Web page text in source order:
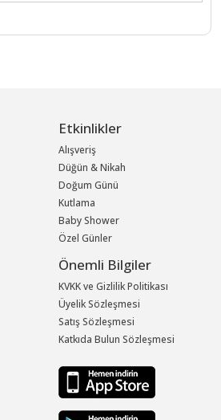
Etkinlikler
Alışveriş
Düğün & Nikah
Doğum Günü
Kutlama
Baby Shower
Özel Günler
Önemli Bilgiler
KVKK ve Gizlilik Politikası
Üyelik Sözleşmesi
Satış Sözleşmesi
Katkıda Bulun Sözleşmesi